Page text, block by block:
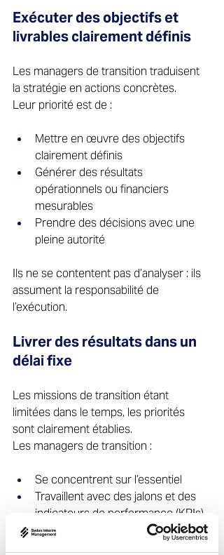
Exécuter des objectifs et
livrables clairement définis
Les managers de transition traduisent
la stratégie en actions concrètes.
Leur priorité est de :
Mettre en œuvre des objectifs
clairement définis
Générer des résultats
opérationnels ou financiers
mesurables
Prendre des décisions avec une
pleine autorité
Ils ne se contentent pas d’analyser : ils
assument la responsabilité de
l’exécution.
Livrer des résultats dans un
délai fixe
Les missions de transition étant
limitées dans le temps, les priorités
sont clairement établies.
Les managers de transition :
Se concentrent sur l’essentiel
Travaillent avec des jalons et des
indicateurs de performance (KPIs)
Préparent une passation